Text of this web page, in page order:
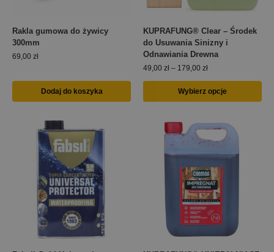
Rakla gumowa do żywicy
300mm
69,00 zł
Dodaj do koszyka
KUPRAFUNG® Clear – Środek
do Usuwania Sinizny i
Odnawiania Drewna
49,00 zł – 179,00 zł
Wybierz opcje